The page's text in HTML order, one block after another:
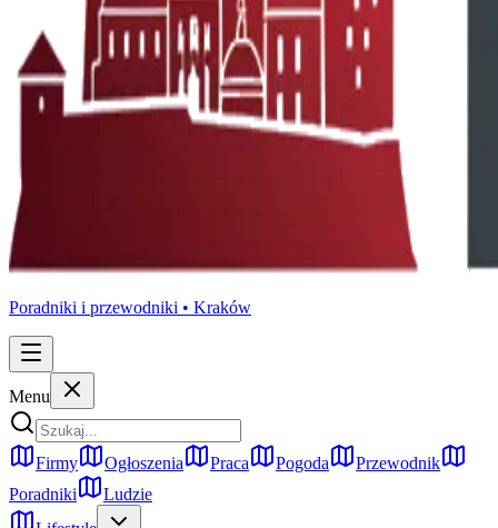
Poradniki i przewodniki • Kraków
Menu
Firmy Ogłoszenia Praca Pogoda
Przewodnik
Poradniki
Ludzie